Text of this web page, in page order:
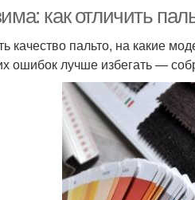
как отличить
качество пальто, на какие
ошибок лучше избегать —